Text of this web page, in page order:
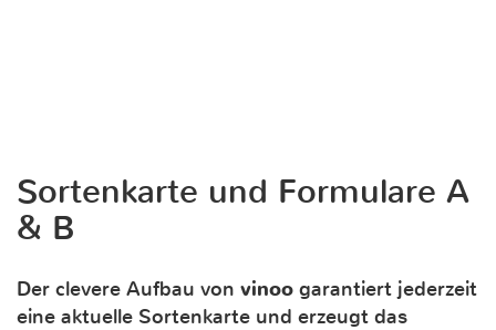
Sortenkarte und Formulare A
& B
Der clevere Aufbau von vinoo garantiert jederzeit
eine aktuelle Sortenkarte und erzeugt das